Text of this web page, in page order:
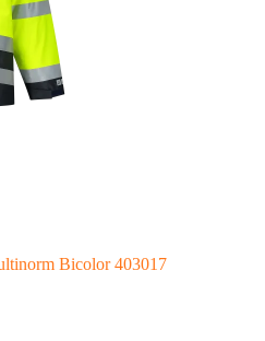
Bicolor 403017